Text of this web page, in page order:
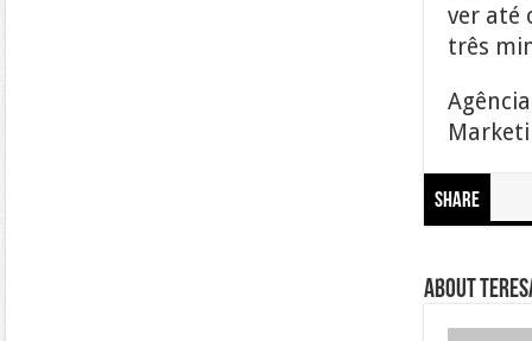
ver até
três
Share
About